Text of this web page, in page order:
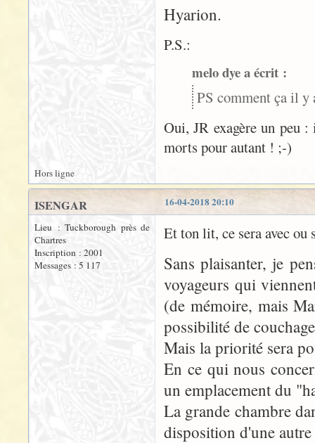
Hyarion.
P.S.:
melo dye a écrit :
PS comment ça il y
Oui, JR exagère un peu
morts pour autant ! ;-)
Hors ligne
16-04-2018 20:10
ISENGAR
Lieu : Tuckborough près de
Chartres
Inscription : 2001
Messages : 5 117
Et ton lit, ce sera avec
Sans plaisanter, je
voyageurs qui
(de mémoire, mais
possibilité de
Mais la priorité sera
En ce qui nous
un emplacement du
La grande chambre
disposition d'une